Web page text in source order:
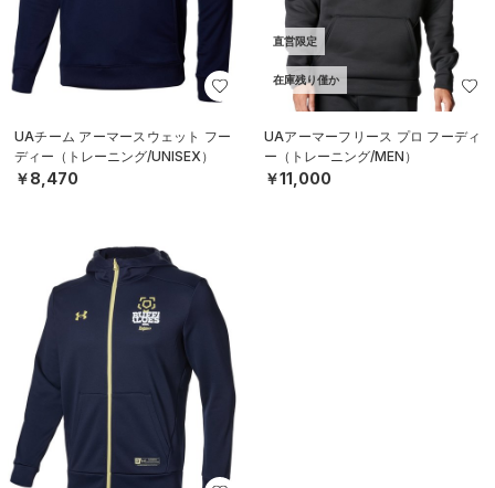
UAチーム アーマースウェット フー
ディー（トレーニング/UNISEX）
￥8,470
直営限定
在庫残り僅か
UAアーマーフリース プロ フーディ
ー（トレーニング/MEN）
￥11,000